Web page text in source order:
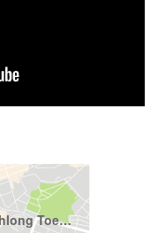
Bangkok, Watthana, Khlong Toei Nuea